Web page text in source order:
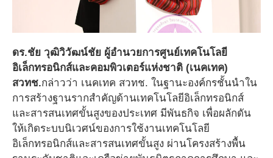
ดร.ชัย วุฒิวิวัฒน์ชัย ผู้อำนวยการศูนย์เทคโนโลยี
อิเล็กทรอนิกส์และคอมพิวเตอร์แห่งชาติ (เนคเทค)
สวทช.กล่าวว่า เนคเทค สวทช. ในฐานะองค์กรชั้นนำใน
การสร้างฐานรากสำคัญด้านเทคโนโลยีอิเล็กทรอนิกส์
และสารสนเทศขั้นสูงของประเทศ มีพันธกิจ เพื่อผลักดัน
ให้เกิดระบบนิเวศน์ของการใช้งานเทคโนโลยี
อิเล็กทรอนิกส์และสารสนเทศขั้นสูง ผ่านโครงสร้างพื้น